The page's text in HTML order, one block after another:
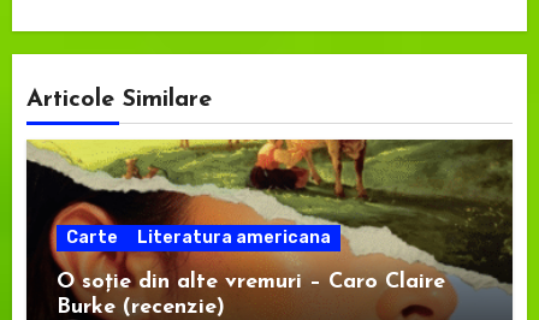
Articole Similare
Carte Literatura americana
O soție din alte vremuri – Caro Claire
Burke (recenzie)